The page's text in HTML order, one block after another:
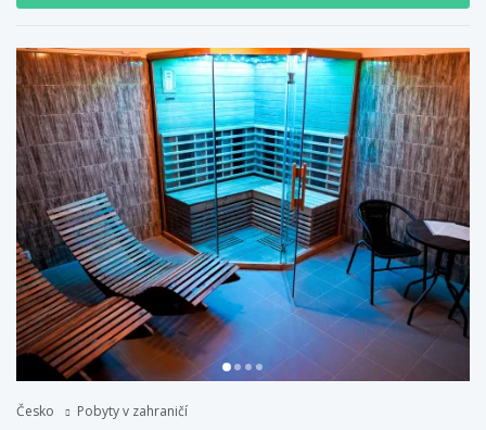
Česko Pobyty v zahraničí